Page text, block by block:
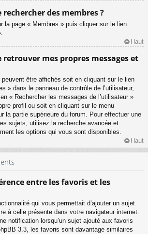
des membres ?
la page « Membres » puis cliquer sur le lien
Haut
mes propres messages et
être affichés soit en cliquant sur le lien
» dans le panneau de contrôle de l’utilisateur,
« Rechercher les messages de l’utilisateur »
profil ou soit en cliquant sur le menu
la partie supérieure du forum. Pour effectuer une
sujets, utilisez la recherche avancée et
les options qui vous sont disponibles.
Haut
entre les favoris et les
qui vous permettait d’ajouter un sujet
à celle présente dans votre navigateur internet.
notification lorsqu’un sujet ajouté aux favoris
3.3, les favoris sont davantage similaires